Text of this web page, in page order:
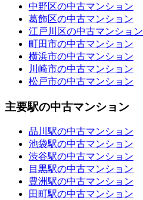
中野区の中古マンション
葛飾区の中古マンション
江戸川区の中古マンション
町田市の中古マンション
横浜市の中古マンション
川崎市の中古マンション
松戸市の中古マンション
主要駅の中古マンション
品川駅の中古マンション
池袋駅の中古マンション
渋谷駅の中古マンション
目黒駅の中古マンション
豊洲駅の中古マンション
田町駅の中古マンション